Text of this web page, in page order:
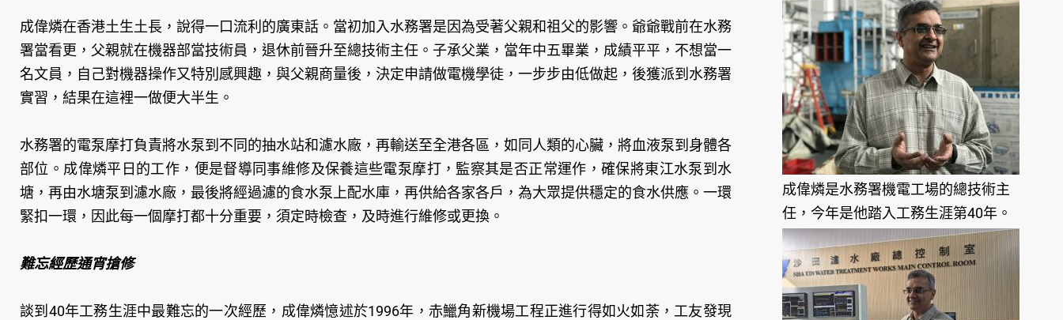
成偉燐在香港土生土長，說得一口流利的廣東話。當初加入水務署是因為受著父親和祖父的影響。爺爺戰前在水務
署當看更，父親就在機器部當技術員，退休前晉升至總技術主任。子承父業，當年中五畢業，成績平平，不想當一
名文員，自己對機器操作又特別感興趣，與父親商量後，決定申請做電機學徒，一步步由低做起，後獲派到水務署
實習，結果在這裡一做便大半生。
水務署的電泵摩打負責將水泵到不同的抽水站和濾水廠，再輸送至全港各區，如同人類的心臟，將血液泵到身體各
部位。成偉燐平日的工作，便是督導同事維修及保養這些電泵摩打，監察其是否正常運作，確保將東江水泵到水
塘，再由水塘泵到濾水廠，最後將經過濾的食水泵上配水庫，再供給各家各戶，為大眾提供穩定的食水供應。一環
緊扣一環，因此每一個摩打都十分重要，須定時檢查，及時進行維修或更換。
難忘經歷通宵搶修
談到40年工務生涯中最難忘的一次經歷，成偉燐憶述於1996年，赤鱲角新機場工程正進行得如火如荼，工友發現
成偉燐是水務署機電工場的總技術主
任，今年是他踏入工務生涯第40年。